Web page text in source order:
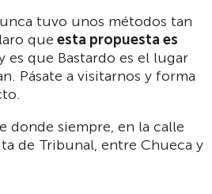
tuvo unos métodos tan
que esta propuesta es
es que Bastardo es el lugar
Pásate a visitarnos y forma
donde siempre, en la calle
de Tribunal, entre Chueca y